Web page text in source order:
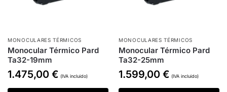
MONOCULARES TÉRMICOS
Monocular Térmico Pard
Ta32-19mm
1.475,00 € (IVA incluido)
MONOCULARES TÉRMICOS
Monocular Térmico Pard
Ta32-25mm
1.599,00 € (IVA incluido)